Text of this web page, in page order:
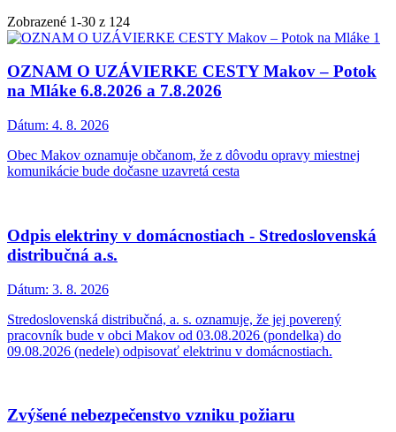
Zobrazené 1-30 z 124
OZNAM O UZÁVIERKE CESTY Makov – Potok
na Mláke 6.8.2026 a 7.8.2026
Dátum: 4. 8. 2026
Obec Makov oznamuje občanom, že z dôvodu opravy miestnej
komunikácie bude dočasne uzavretá cesta
Odpis elektriny v domácnostiach - Stredoslovenská
distribučná a.s.
Dátum: 3. 8. 2026
Stredoslovenská distribučná, a. s. oznamuje, že jej poverený
pracovník bude v obci Makov od 03.08.2026 (pondelka) do
09.08.2026 (nedele) odpisovať elektrinu v domácnostiach.
Zvýšené nebezpečenstvo vzniku požiaru